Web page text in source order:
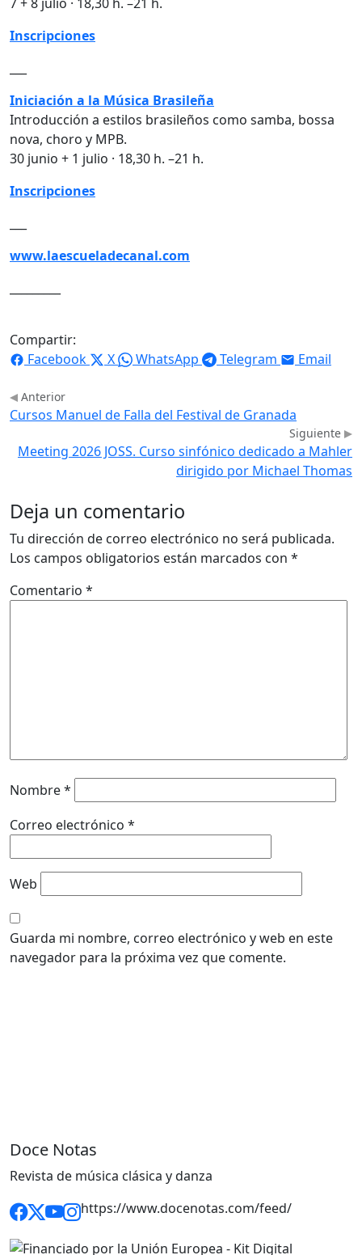
Inscripciones
Iniciación a la Música Brasileña
Introducción a estilos brasileños como samba, bossa
nova, choro y MPB.
30 junio + 1 julio · 18,30 h. –21 h.
Inscripciones
www.laescueladecanal.com
Compartir:
Facebook
X WhatsApp Telegram Email
Anterior
Cursos Manuel de Falla del Festival de Granada
Siguiente
Meeting 2026 JOSS. Curso sinfónico dedicado a Mahler
dirigido por Michael Thomas
Deja un comentario
Tu dirección de correo electrónico no será publicada.
Los campos obligatorios están marcados con *
Comentario *
Nombre*
Correo electrónico *
Web
Guarda mi nombre, correo electrónico y web en este
navegador para la próxima vez que comente.
Doce Notas
Revista de música clásica y danza
https://www.docenotas.com/feed/